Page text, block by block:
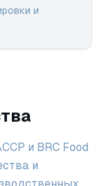
и
и BRC Food
и